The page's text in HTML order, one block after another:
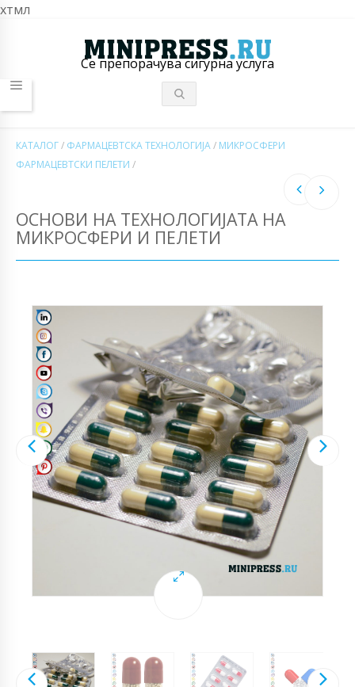
хтмл
Се препорачува сигурна услуга
КАТАЛОГ/ ФАРМАЦЕВТСКА ТЕХНОЛОГИЈА/ МИКРОСФЕРИ
ФАРМАЦЕВТСКИ ПЕЛЕТИ /
ОСНОВИ НА ТЕХНОЛОГИЈАТА НА
МИКРОСФЕРИ И ПЕЛЕТИ